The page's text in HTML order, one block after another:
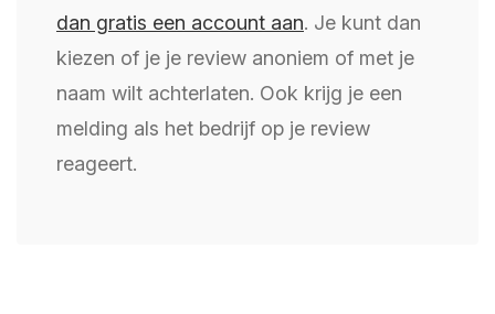
dan gratis een account aan. Je kunt dan
kiezen of je je review anoniem of met je
naam wilt achterlaten. Ook krijg je een
melding als het bedrijf op je review
reageert.